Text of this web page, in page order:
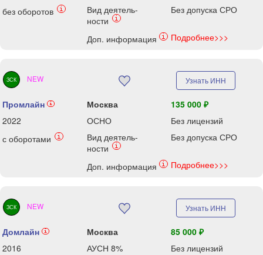
без оборотов
i
Вид деятель-
ности
i
Без допуска СРО
Доп. информация i Подробнее>>>
ЗСК NEW Узнать ИНН
Промлайн i Москва
135 000 ₽
2022
ОСНО
Без лицензий
с оборотами
i
Вид деятель-
ности
i
Без допуска СРО
Доп. информация i Подробнее>>>
ЗСК NEW Узнать ИНН
Домлайн i Москва
85 000 ₽
2016
АУСН 8%
Без лицензий